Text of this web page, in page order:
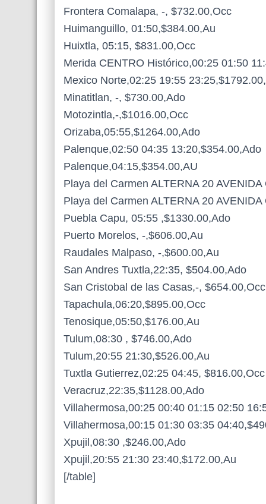
Frontera Comalapa, -, $732.00,Occ
Huimanguillo, 01:50,$384.00,Au
Huixtla, 05:15, $831.00,Occ
Merida CENTRO Histórico,00:25 01:50
Mexico Norte,02:25 19:55
Minatitlan, -, $730.00,Ado
Motozintla,-,$1016.00,Occ
Orizaba,05:55,$1264.00,Ado
Palenque,02:50 04:35 13:20,$354.00,Ado
Palenque,04:15,$354.00,AU
Playa del Carmen ALTERNA 20
Playa del Carmen ALTERNA 20
Puebla Capu, 05:55 ,$1330.00,Ado
Puerto Morelos, -,$606.00,Au
Raudales Malpaso, -,$600.00,Au
San Andres Tuxtla,22:35, $504.00,Ado
San Cristobal de las Casas,-, $654.00,Occ
Tapachula,06:20,$895.00,Occ
Tenosique,05:50,$176.00,Au
Tulum,08:30 , $746.00,Ado
Tulum,20:55 21:30,$526.00,Au
Tuxtla Gutierrez,02:25 04:45, $816.00,Occ
Veracruz,22:35,$1128.00,Ado
Villahermosa,00:25 00:40 01:15 02:50
Villahermosa,00:15 01:30 03:35
Xpujil,08:30 ,$246.00,Ado
Xpujil,20:55 21:30 23:40,$172.00,Au
[/table]